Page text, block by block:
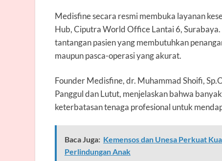
Medisfine secara resmi membuka layanan
Hub, Ciputra World Office Lantai 6,
tantangan pasien yang membutuhkan
maupun pasca-operasi yang akurat.
Founder Medisfine,dr. Muhammad Shoifi,
Panggul dan Lutut, menjelaskan bahwa
keterbatasan tenaga profesional untuk
Baca Juga: Kemensos dan Unesa Perkuat
Perlindungan Anak